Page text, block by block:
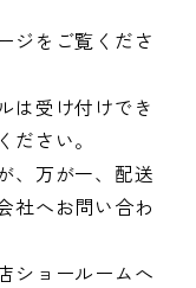
ジをご覧くださ
は受け付けでき
さい。
、万が一、配送
社へお問い合わ
ショールームへ